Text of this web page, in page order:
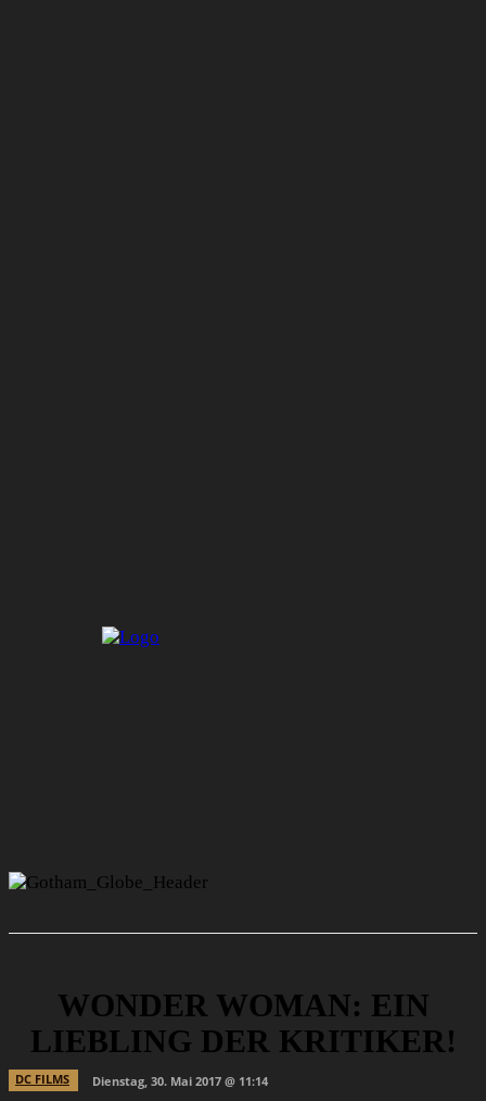
WONDER WOMAN: EIN
LIEBLING DER KRITIKER!
DC FILMS
Dienstag, 30. Mai 2017 @ 11:14